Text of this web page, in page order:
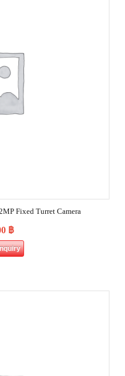
Fixed Turret Camera
฿